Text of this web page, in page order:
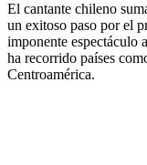
El cantante chileno
un exitoso paso por el
imponente espectáculo
ha recorrido países
Centroamérica.